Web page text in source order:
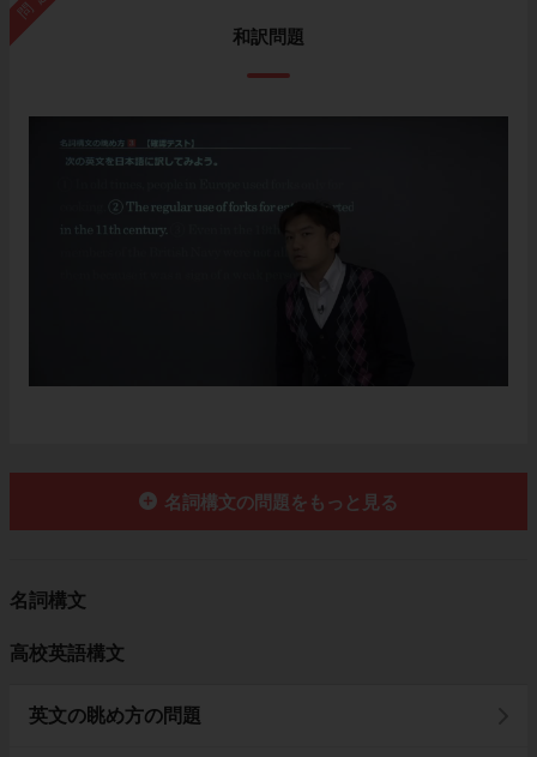
和訳問題
名詞構文の問題をもっと見る
名詞構文
高校英語構文
英文の眺め方の問題